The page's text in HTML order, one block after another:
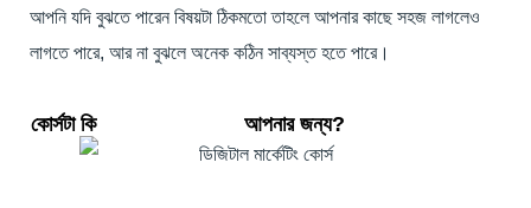
আপনি যদি বুঝতে পারেন বিষয়টা ঠিকমতো তাহলে আপনার কাছে সহজ লাগলেও
লাগতে পারে, আর না বুঝলে অনেক কঠিন সাব্যস্ত হতে পারে।
কোর্সটা কি আপনার জন্য?